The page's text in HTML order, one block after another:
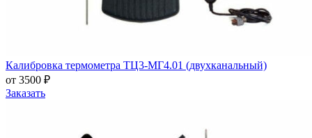
Калибровка термометра ТЦ3-МГ4.01 (двухканальный)
от 3500 ₽
Заказать